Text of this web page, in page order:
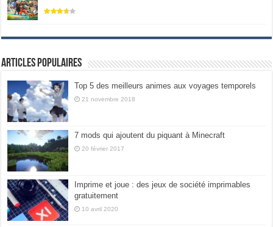
Articles populaires
Top 5 des meilleurs animes aux voyages temporels
21 novembre 2018
7 mods qui ajoutent du piquant à Minecraft
20 février 2017
Imprime et joue : des jeux de société imprimables
gratuitement
10 avril 2020